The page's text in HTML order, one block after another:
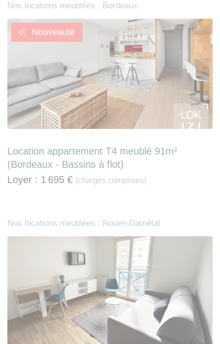
Nos locations meublées : Bordeaux
Nouveauté
Location appartement T4 meublé 91m²
(Bordeaux - Bassins à flot)
Loyer : 1 695 € (charges comprises)
Nos locations meublées : Rouen-Darnétal